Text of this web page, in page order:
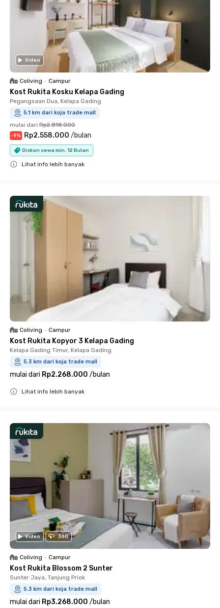
Video
Coliving • Campur
Kost Rukita Kosku Kelapa Gading
Pegangsaan Dua, Kelapa Gading
5.1 km dari koja trade mall
mulai dari Rp2.818.000
-9% Rp2.558.000 /bulan
Diskon sewa min. 12 Bulan
Lihat info lebih banyak
Coliving • Campur
Kost Rukita Kopyor 3 Kelapa Gading
Kelapa Gading Timur, Kelapa Gading
5.3 km dari koja trade mall
mulai dari Rp2.268.000 /bulan
Lihat info lebih banyak
Video 360
Coliving • Campur
Kost Rukita Blossom 2 Sunter
Sunter Jaya, Tanjung Priok
5.3 km dari koja trade mall
mulai dari Rp3.268.000 /bulan